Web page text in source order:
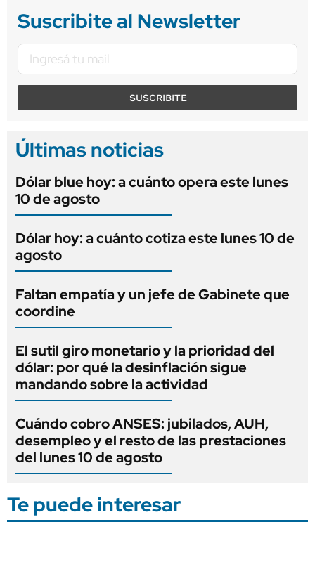
Suscribite al Newsletter
SUSCRIBITE
Últimas noticias
Dólar blue hoy: a cuánto opera este lunes
10 de agosto
Dólar hoy: a cuánto cotiza este lunes 10 de
agosto
Faltan empatía y un jefe de Gabinete que
coordine
El sutil giro monetario y la prioridad del
dólar: por qué la desinflación sigue
mandando sobre la actividad
Cuándo cobro ANSES: jubilados, AUH,
desempleo y el resto de las prestaciones
del lunes 10 de agosto
Te puede interesar